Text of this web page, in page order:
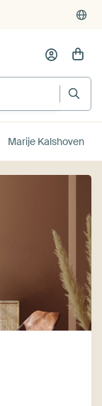
Marije Kalshoven